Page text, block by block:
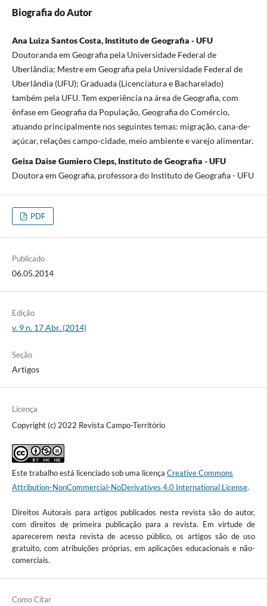
Biografia do Autor
Ana Luiza Santos Costa, Instituto de Geografia - UFU
Doutoranda em Geografia pela Universidade Federal de
Uberlândia; Mestre em Geografia pela Universidade Federal de
Uberlândia (UFU); Graduada (Licenciatura e Bacharelado)
também pela UFU. Tem experiência na área de Geografia, com
ênfase em Geografia da População, Geografia do Comércio,
atuando principalmente nos seguintes temas: migração, cana-de-
açúcar, relações campo-cidade, meio ambiente e varejo alimentar.
Geisa Daise Gumiero Cleps, Instituto de Geografia - UFU
Doutora em Geografia, professora do Instituto de Geografia - UFU
PDF
Publicado
06.05.2014
Edição
v. 9 n. 17 Abr. (2014)
Seção
Artigos
Licença
Copyright (c) 2022 Revista Campo-Território
Este trabalho está licenciado sob uma licença Creative Commons
Attribution-NonCommercial-NoDerivatives 4.0 International License.
Direitos Autorais para artigos publicados nesta revista são do autor,
com direitos de primeira publicação para a revista. Em virtude de
aparecerem nesta revista de acesso público, os artigos são de uso
gratuito, com atribuições próprias, em aplicações educacionais e não-
comerciais.
Como Citar